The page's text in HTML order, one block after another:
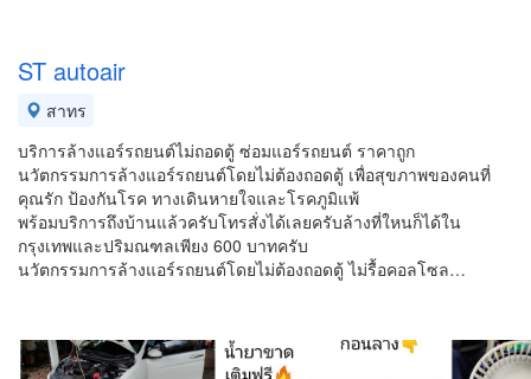
ST autoair
สาทร
บริการล้างแอร์รถยนต์ไม่ถอดตู้ ซ่อมแอร์รถยนต์ ราคาถูก
นวัตกรรมการล้างแอร์รถยนต์โดยไม่ต้องถอดตู้ เพื่อสุขภาพของคนที่
คุณรัก ป้องกันโรค ทางเดินหายใจและโรคภูมิแพ้
พร้อมบริการถึงบ้านแล้วครับโทรสั่งได้เลยครับล้างที่ใหนก็ได้ใน
กรุงเทพและปริมณฑลเพียง 600 บาทครับ
นวัตกรรมการล้างแอร์รถยนต์โดยไม่ต้องถอดตู้ ไม่รื้อคอลโซล…